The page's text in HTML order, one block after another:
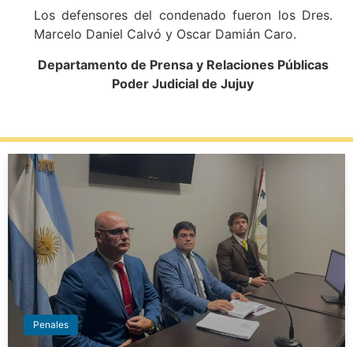
Los defensores del condenado fueron los Dres.
Marcelo Daniel Calvó y Oscar Damián Caro.
Departamento de Prensa y Relaciones Públicas
Poder Judicial de Jujuy
Penales